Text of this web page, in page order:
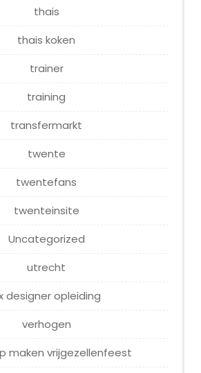
thais
thais koken
trainer
training
transfermarkt
twente
twentefans
twenteinsite
Uncategorized
utrecht
designer opleiding
verhogen
maken vrijgezellenfeest